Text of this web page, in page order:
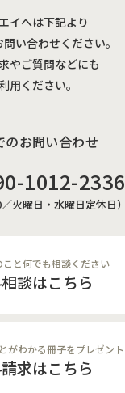
イへは下記より
い合わせください。
やご質問などにも
用ください。
のお問い合わせ
1012-2336
／火曜日・水曜日定休日）
こと何でも相談ください
談はこちら
がわかる冊子をプレゼント
求はこちら